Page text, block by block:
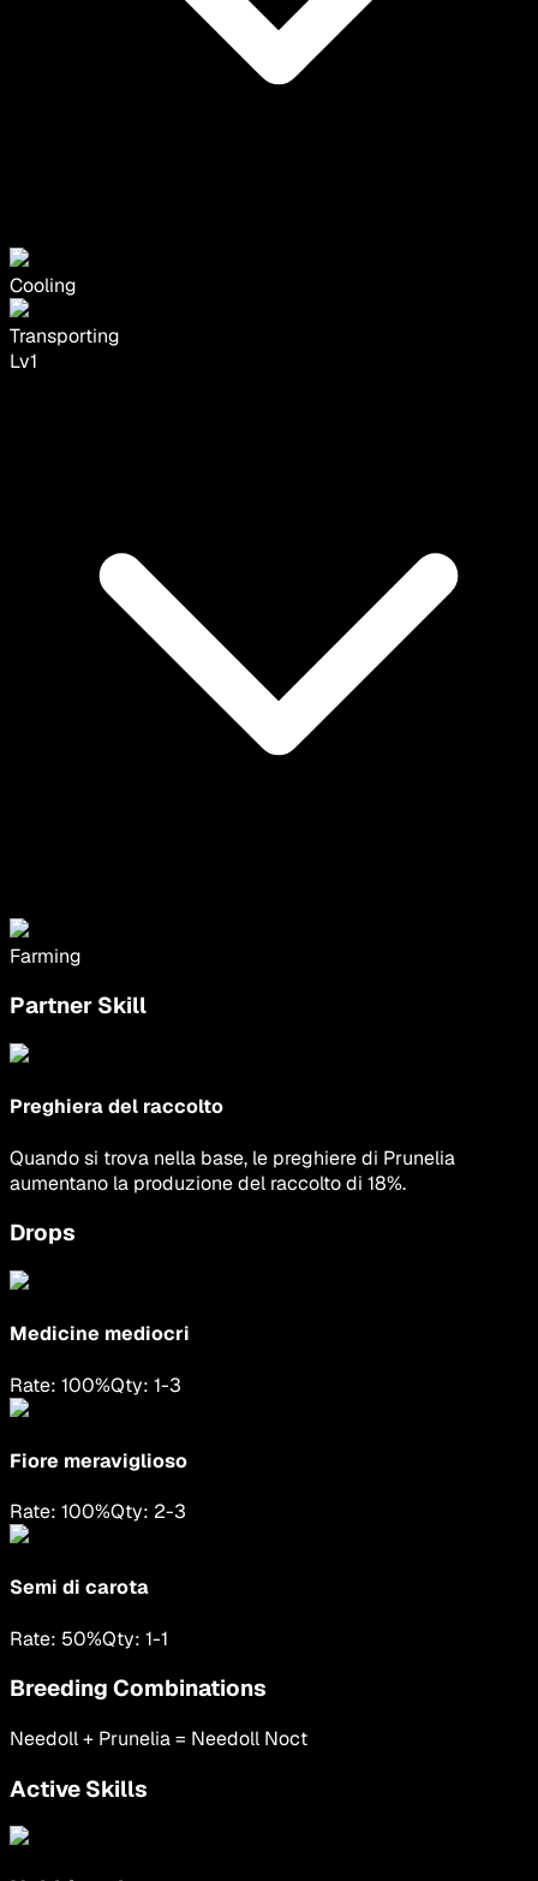
Cooling
Transporting
Lv1
Farming
Partner Skill
Preghiera del raccolto
Quando si trova nella base, le preghiere di Prunelia
aumentano la produzione del raccolto di 18%.
Drops
Medicine mediocri
Rate: 100%Qty: 1-3
Fiore meraviglioso
Rate: 100%Qty: 2-3
Semi di carota
Rate: 50%Qty: 1-1
Breeding Combinations
Needoll+ Prunelia= Needoll Noct
Active Skills